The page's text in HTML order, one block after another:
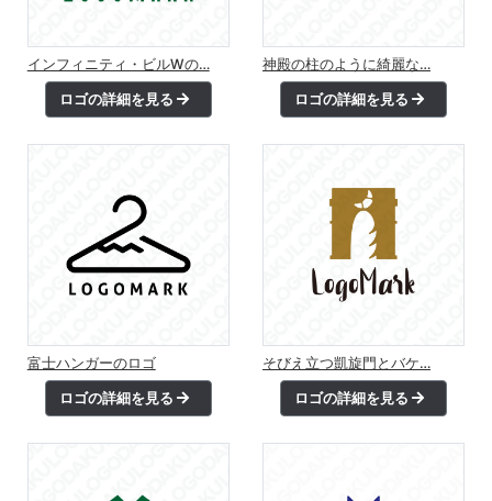
インフィニティ・ビルWの…
ロゴの詳細を見る
神殿の柱のように綺麗な…
ロゴの詳細を見る
富士ハンガーのロゴ
ロゴの詳細を見る
そびえ立つ凱旋門とバケ…
ロゴの詳細を見る